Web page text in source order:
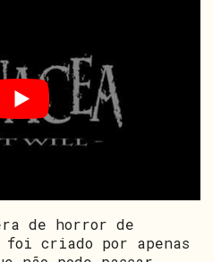
de horror de
foi criado por apenas